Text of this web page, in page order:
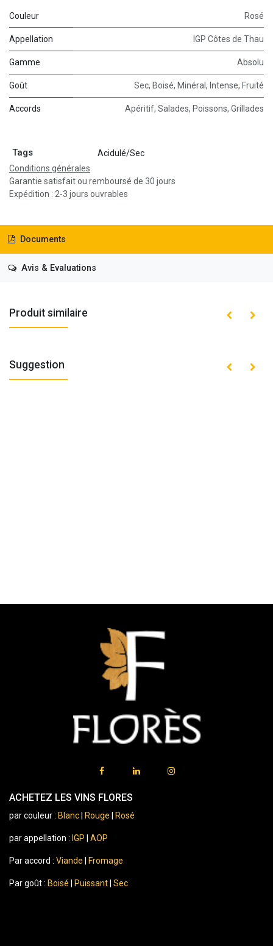
Couleur Rosé
Appellation IGP Côtes de Thau
Gamme Absolu
Goût Sec, Boisé, Minéral, Intense, Fruité
Accords Apéritif, Salades, Poissons, Grillades
Tags
Acidulé/Sec
Conditions générales
Garantie satisfait ou remboursé de 30 jours
Expédition : 2-3 jours ouvrables
Documents
Avis & Evaluations
Produit similaire
Suggestion
ACHETEZ LES VINS FLORES
par couleur : Blanc Rouge Rosé
par appellation : IGP AOP
Par accord : Viande Fromage
Par goût : Boisé Puissant Sec